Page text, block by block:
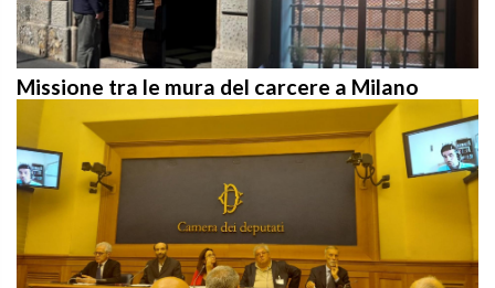
Missione tra le mura del carcere a Milano